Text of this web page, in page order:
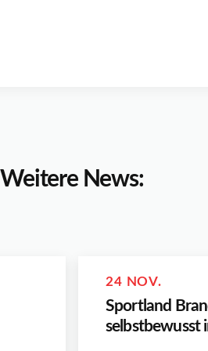
Weitere News:
24 NOV.
Sportland
selbstbewusst